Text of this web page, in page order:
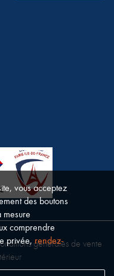
générales de vente
vous acceptez
des boutons
mesure
comprendre
privée,rendez-